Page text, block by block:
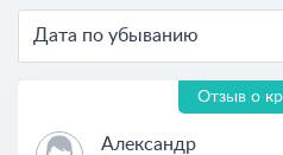
Дата по убыванию
Отзыв о
Александр